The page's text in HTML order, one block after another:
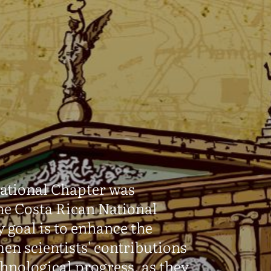
Chapter was
Costa Rican National
is to enhance the
scientists' contributions
progress, as they